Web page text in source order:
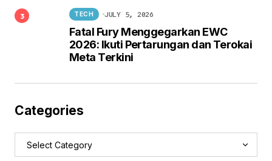
Fatal Fury Menggegarkan EWC
2026: Ikuti Pertarungan dan Terokai
Meta Terkini
TECH JULY 5, 2026
Categories